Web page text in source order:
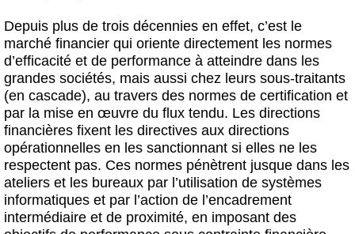
Depuis plus de trois décennies en effet, c’est le
marché financier qui oriente directement les normes
d’efficacité et de performance à atteindre dans les
grandes sociétés, mais aussi chez leurs sous-traitants
(en cascade), au travers des normes de certification et
par la mise en œuvre du flux tendu. Les directions
financières fixent les directives aux directions
opérationnelles en les sanctionnant si elles ne les
respectent pas. Ces normes pénètrent jusque dans les
ateliers et les bureaux par l’utilisation de systèmes
informatiques et par l’action de l’encadrement
intermédiaire et de proximité, en imposant des